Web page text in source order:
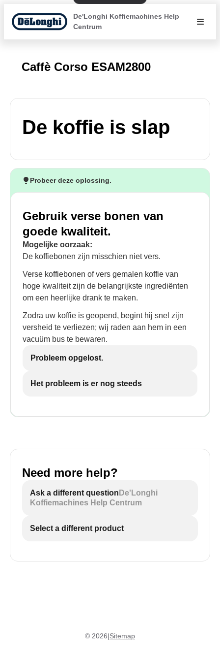
De'Longhi Koffiemachines Help
Centrum
Caffè Corso ESAM2800
De koffie is slap
Probeer deze oplossing.
Gebruik verse bonen van
goede kwaliteit.
Mogelijke oorzaak:
De koffiebonen zijn misschien niet vers.
Verse koffiebonen of vers gemalen koffie van
hoge kwaliteit zijn de belangrijkste ingrediënten
om een heerlijke drank te maken.
Zodra uw koffie is geopend, begint hij snel zijn
versheid te verliezen; wij raden aan hem in een
vacuüm bus te bewaren.
Probleem opgelost.
Het probleem is er nog steeds
Need more help?
Ask a different question De'Longhi
Koffiemachines Help Centrum
Select a different product
© 2026|Sitemap